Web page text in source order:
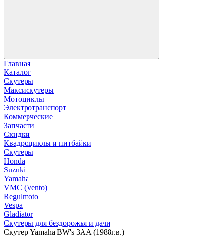
Главная
Каталог
Скутеры
Максискутеры
Мотоциклы
Электротранспорт
Коммерческие
Запчасти
Скидки
Квадроциклы и питбайки
Скутеры
Honda
Suzuki
Yamaha
VMC (Vento)
Regulmoto
Vespa
Gladiator
Скутеры для бездорожья и дачи
Скутер Yamaha BW's 3AA (1988г.в.)